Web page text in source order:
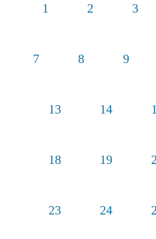
1 2 3
7 8 9
13 14
18 19
23 24